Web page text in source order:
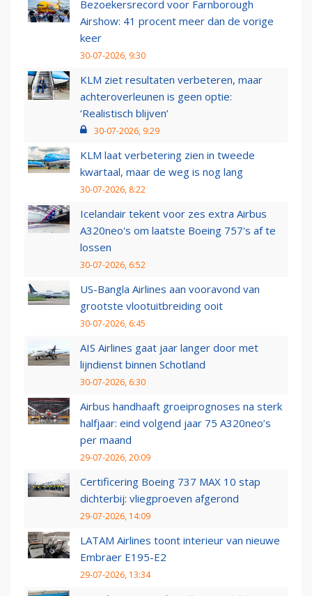
Bezoekersrecord voor Farnborough
Airshow: 41 procent meer dan de vorige
keer
30-07-2026, 9:30
KLM ziet resultaten verbeteren, maar
achteroverleunen is geen optie:
‘Realistisch blijven’
30-07-2026, 9:29
KLM laat verbetering zien in tweede
kwartaal, maar de weg is nog lang
30-07-2026, 8:22
Icelandair tekent voor zes extra Airbus
A320neo's om laatste Boeing 757's af te
lossen
30-07-2026, 6:52
US-Bangla Airlines aan vooravond van
grootste vlootuitbreiding ooit
30-07-2026, 6:45
AIS Airlines gaat jaar langer door met
lijndienst binnen Schotland
30-07-2026, 6:30
Airbus handhaaft groeiprognoses na sterk
halfjaar: eind volgend jaar 75 A320neo’s
per maand
29-07-2026, 20:09
Certificering Boeing 737 MAX 10 stap
dichterbij: vliegproeven afgerond
29-07-2026, 14:09
LATAM Airlines toont interieur van nieuwe
Embraer E195-E2
29-07-2026, 13:34